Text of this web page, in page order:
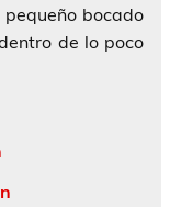
bocado
de lo poco